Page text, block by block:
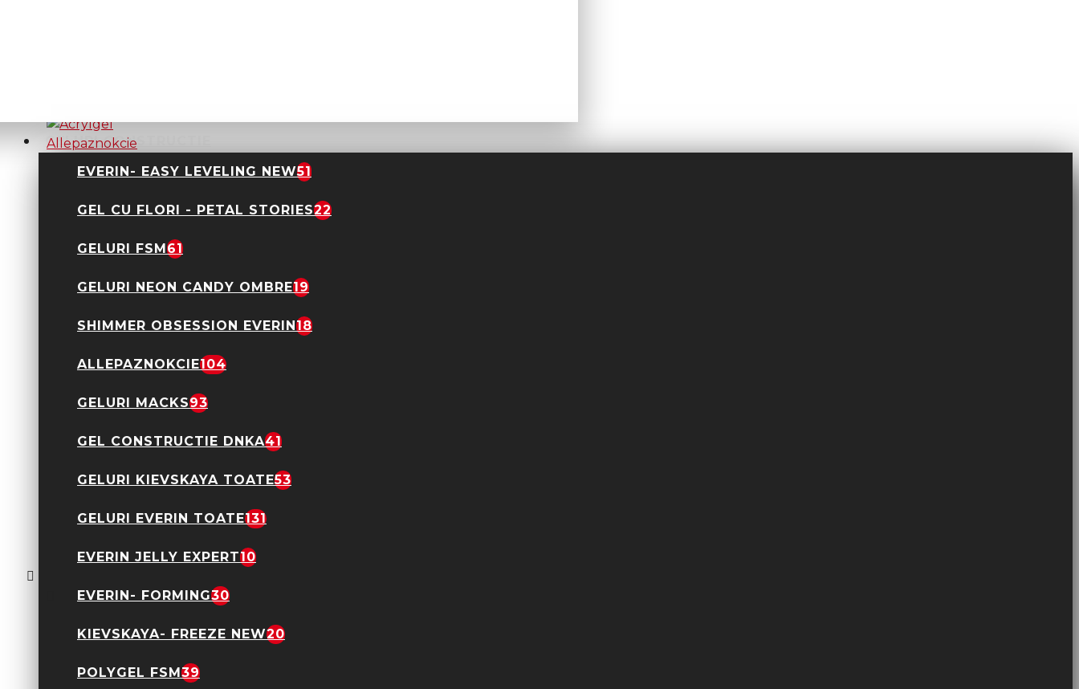
GELURI CONSTRUCTIE
EVERIN- EASY LEVELING NEW51
GEL CU FLORI - PETAL STORIES22
GELURI FSM61
GELURI NEON CANDY OMBRE19
SHIMMER OBSESSION EVERIN18
ALLEPAZNOKCIE104
GELURI MACKS93
GEL CONSTRUCTIE DNKA41
GELURI KIEVSKAYA TOATE53
GELURI EVERIN TOATE131
EVERIN JELLY EXPERT10
EVERIN- FORMING30
KIEVSKAYA- FREEZE NEW20
POLYGEL FSM39
Acrylgel
Dream 30gr Hema
Acrylgel
Allepaznokcie Dusty
51,92 Lei 64,90 Lei
Acrylgel
Allepaznokcie White
51,92 Lei 64,90 Lei